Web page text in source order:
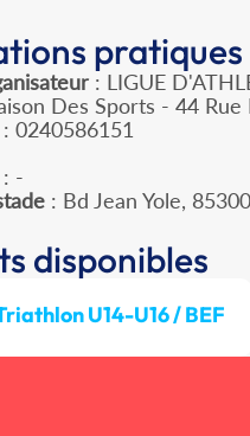
pratiques
: LIGUE
Des Sports - 44
: 0240586151
-
: Bd Jean Yole,
disponibles
U14-U16 / BEF